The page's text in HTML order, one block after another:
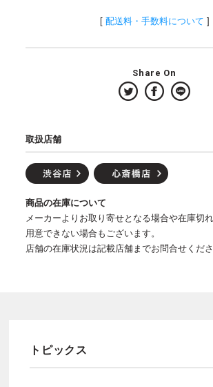
[ 配送料・手数料について ]
Share On
取扱店舗
商品の在庫について
メーカーよりお取り寄せとなる場合や在庫切
用意できない場合もございます。
店舗の在庫状況は記載店舗までお問合せくださ
トピックス